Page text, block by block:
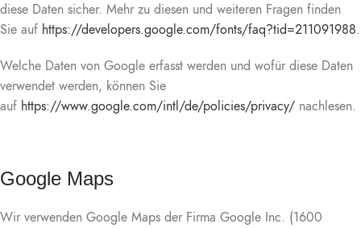
diese Daten sicher. Mehr zu diesen und weiteren Fragen finden
Sie auf https://developers.google.com/fonts/faq?tid=211091988.
Welche Daten von Google erfasst werden und wofür diese Daten
verwendet werden, können Sie
auf https://www.google.com/intl/de/policies/privacy/ nachlesen.
Google Maps
Wir verwenden Google Maps der Firma Google Inc. (1600